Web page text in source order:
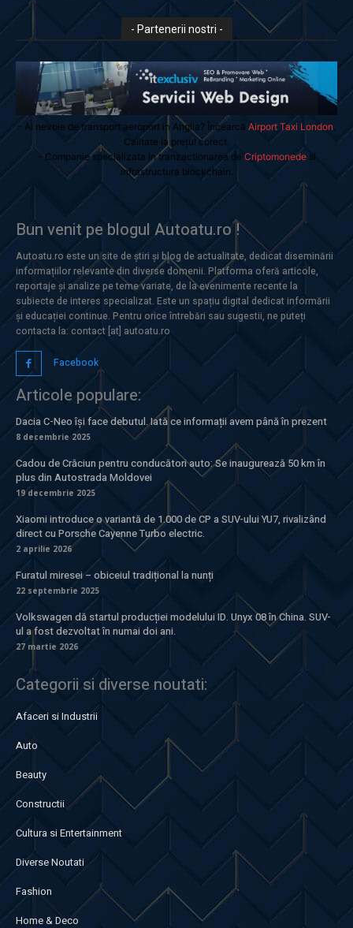
- Partenerii nostri -
- Ai nevoie de transport aeroport in Anglia? Încearcă Airport Taxi London
Calitate la prețul corect.
- Companie specializata in tranzactionarea de Criptomonedesi
infrastructura blockchain.
Bun venit pe blogul Autoatu.ro !
Autoatu.ro este un site de știri și blog de actualitate, dedicat diseminării
informațiilor relevante din diverse domenii. Platforma oferă articole,
reportaje și analize pe teme variate, de la evenimente recente la
subiecte de interes specializat. Este un spațiu digital dedicat informării
și educației continue. Pentru orice întrebări sau sugestii, ne puteți
contacta la: contact [at] autoatu.ro
Facebook
Articole populare:
Dacia C-Neo își face debutul. Iată ce informații avem până în prezent
8 decembrie 2025
Cadou de Crăciun pentru conducători auto: Se inaugurează 50 km în
plus din Autostrada Moldovei
19 decembrie 2025
Xiaomi introduce o variantă de 1.000 de CP a SUV-ului YU7, rivalizând
direct cu Porsche Cayenne Turbo electric.
2 aprilie 2026
Furatul miresei – obiceiul tradițional la nunți
22 septembrie 2025
Volkswagen dă startul producției modelului ID. Unyx 08 în China. SUV-
ul a fost dezvoltat în numai doi ani.
27 martie 2026
Categorii si diverse noutati:
Afaceri si Industrii
Auto
Beauty
Constructii
Cultura si Entertainment
Diverse Noutati
Fashion
Home & Deco